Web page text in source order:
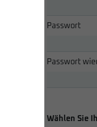
Passwort
Passwort
Wählen Sie